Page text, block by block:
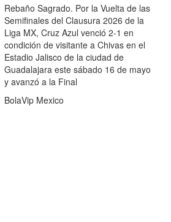
Rebaño Sagrado. Por la Vuelta de las
Semifinales del Clausura 2026 de la
Liga MX, Cruz Azul venció 2-1 en
condición de visitante a Chivas en el
Estadio Jalisco de la ciudad de
Guadalajara este sábado 16 de mayo
y avanzó a la Final
BolaVip Mexico